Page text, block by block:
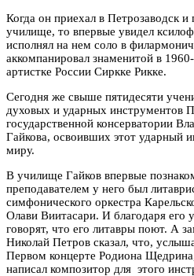
Когда он приехал в Петрозаводск и
училище, то впервые увидел
исполнял на нем соло в
аккомпанировал знаменитой в
артистке России Сиркке Рикке.
Сегодня же свыше пятидесяти
духовых и ударных инструментов
государственной консерватории
Гайкова, освоивших этот ударный
миру.
В училище Гайков впервые
преподавателем у него был
симфонического оркестра
Олави Виитасари. И благодаря его
говорят, что его литавры поют. А
Николай Петров сказал, что,
Первом концерте Родиона
написал композитор для этого